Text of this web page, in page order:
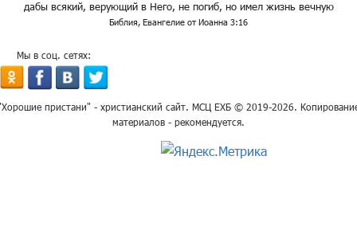
дабы всякий, верующий в Него, не погиб, но имел жизнь вечную
Библия, Евангелие от Иоанна 3:16
Мы в соц. сетях:
пристани" - христианский сайт. МСЦ ЕХБ © 2019-2026.
материалов - рекомендуется.